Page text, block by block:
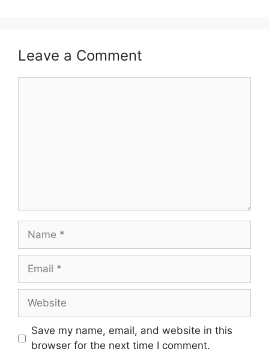
Leave a Comment
Name
Email
Website
Save my name, email, and website in this
browser for the next time I comment.